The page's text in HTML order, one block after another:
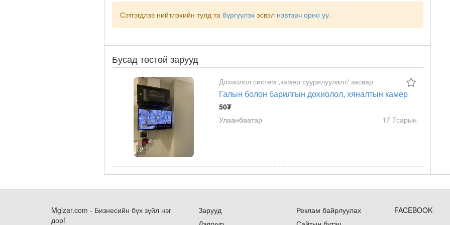
Сэтгэгдлээ нийтлэхийн тулд та бүргүүлэх эсвэл нэвтэрч орно уу.
Бусад төстөй зарууд
2
Дохиолол систем ,камер суурилуулалт/ засвар
Галын болон барилгын дохиолол, хяналтын камер
50₮
Улаанбаатар
17 7сарын
Mglzar.com - Бизнесийн бүх зүйл нэг
дор!
Зарууд
Реклам байрлуулах
FACEBOOK